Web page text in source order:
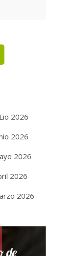
2026
2026
2026
2026
2026